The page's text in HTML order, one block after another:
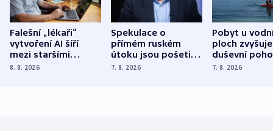
Falešní „lékaři“
vytvoření AI šíří
mezi staršími
Poláky nebezpečné
8. 8. 2026
Spekulace o
přímém ruském
útoku jsou pošetilé,
míní estonský
7. 8. 2026
Pobyt u
ploch zvyšuje
duševní
ukázala
7. 8. 2026